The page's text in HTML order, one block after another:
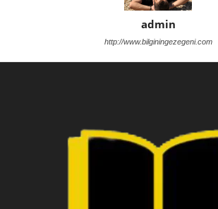
admin
http://www.bilginingezegeni.com